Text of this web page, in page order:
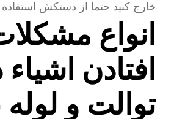
خارج کنید حتما از دستکش استفاده
انواع
افتادن
توالت و لوله